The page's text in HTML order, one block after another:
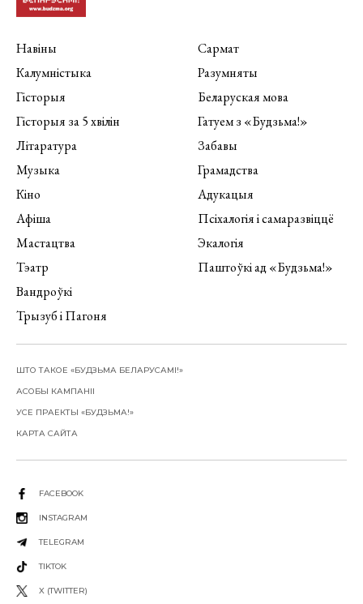
Навіны
Калумністыка
Гісторыя
Гісторыя за 5 хвілін
Літаратура
Музыка
Кіно
Афіша
Мастацтва
Тэатр
Вандроўкі
Трызуб і Пагоня
Сармат
Разумняты
Беларуская мова
Гатуем з «Будзьма!»
Забавы
Грамадства
Адукацыя
Псіхалогія і самаразвіццё
Экалогія
Паштоўкі ад «Будзьма!»
ШТО ТАКОЕ «БУДЗЬМА БЕЛАРУСАМІ!»
АСОБЫ КАМПАНІІ
УСЕ ПРАЕКТЫ «БУДЗЬМА!»
КАРТА САЙТА
FACEBOOK
INSTAGRAM
TELEGRAM
TIKTOK
X (TWITTER)